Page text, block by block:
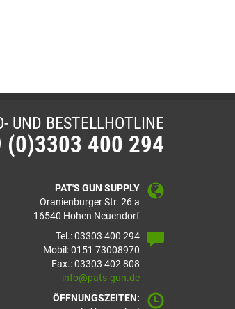
UND BESTELLHOTLINE
(0)3303 400 294
PAT'S GUN SUPPLY
Oranienburger Str. 26 a
16540 Hohen Neuendorf
Tel.: 03303 400 294
Mobil: 0151 73008970
Fax.: 03303 402 808
info@pats-gun.de
ÖFFNUNGSZEITEN: